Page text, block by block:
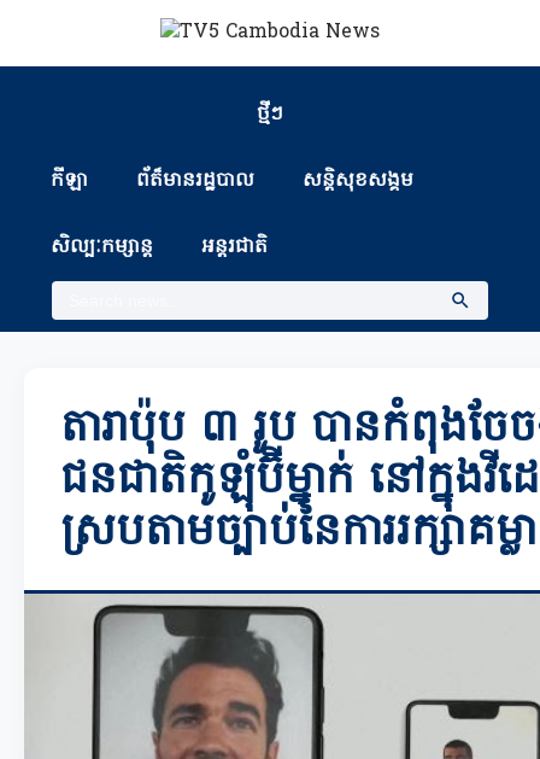
ថ្មីៗ
កីឡា ព័ត៏មានរដ្ឋបាល សន្តិសុខសង្គម
សិល្បៈកម្សាន្ត អន្តរជាតិ
តារាប៉ុប ៣ រូប បានកំពុងចែច
ជនជាតិកូឡុំប៊ីម្នាក់ នៅក្នុងវីដ
ស្របតាមច្បាប់នៃការរក្សាគម្